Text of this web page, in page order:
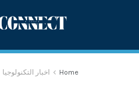
Home اخبار التكنولوجيا